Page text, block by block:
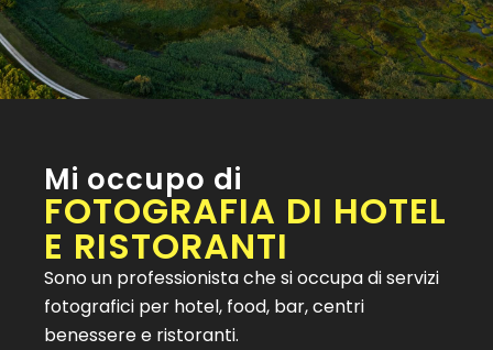
Mi occupo di
FOTOGRAFIA DI HOTEL
E RISTORANTI
Sono un professionista che si occupa di servizi
fotografici per hotel, food, bar, centri
benessere e ristoranti.